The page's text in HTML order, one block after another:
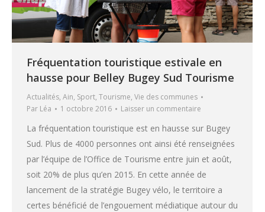
Fréquentation touristique estivale en
hausse pour Belley Bugey Sud Tourisme
Actualités, Ain, Sport, Tourisme, Vie des communes
Par Léa 1 octobre 2016 Laisser un commentaire
La fréquentation touristique est en hausse sur Bugey
Sud. Plus de 4000 personnes ont ainsi été renseignées
par l’équipe de l’Office de Tourisme entre juin et août,
soit 20% de plus qu’en 2015. En cette année de
lancement de la stratégie Bugey vélo, le territoire a
certes bénéficié de l’engouement médiatique autour du